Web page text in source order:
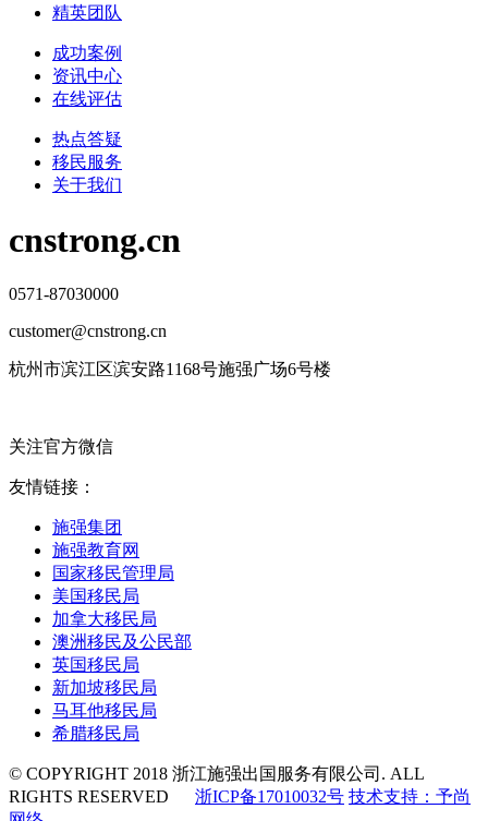
精英团队
成功案例
资讯中心
在线评估
热点答疑
移民服务
关于我们
cnstrong.cn
0571-87030000
customer@cnstrong.cn
杭州市滨江区滨安路1168号施强广场6号楼
关注官方微信
友情链接：
施强集团
施强教育网
国家移民管理局
美国移民局
加拿大移民局
澳洲移民及公民部
英国移民局
新加坡移民局
马耳他移民局
希腊移民局
© COPYRIGHT 2018 浙江施强出国服务有限公司. ALL
RIGHTS RESERVED 浙ICP备17010032号 技术支持：予尚